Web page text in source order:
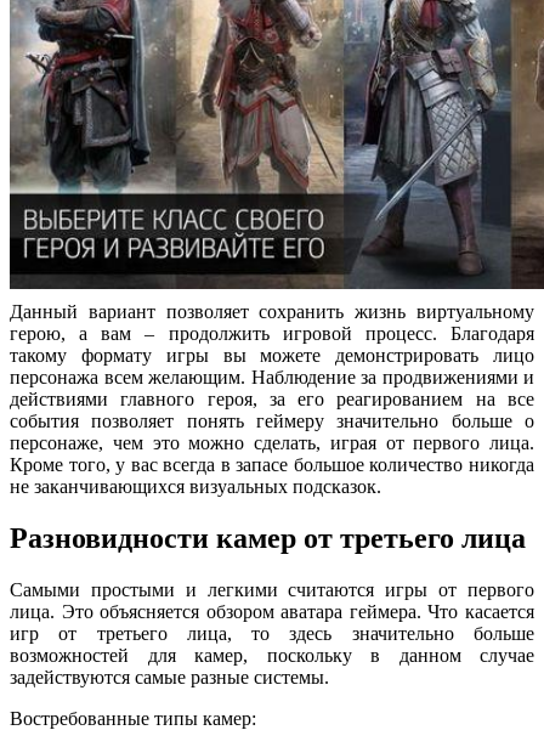
Данный вариант позволяет сохранить жизнь виртуальному
герою, а вам – продолжить игровой процесс. Благодаря
такому формату игры вы можете демонстрировать лицо
персонажа всем желающим. Наблюдение за продвижениями и
действиями главного героя, за его реагированием на все
события позволяет понять геймеру значительно больше о
персонаже, чем это можно сделать, играя от первого лица.
Кроме того, у вас всегда в запасе большое количество никогда
не заканчивающихся визуальных подсказок.
Разновидности камер от третьего лица
Самыми простыми и легкими считаются игры от первого
лица. Это объясняется обзором аватара геймера. Что касается
игр от третьего лица, то здесь значительно больше
возможностей для камер, поскольку в данном случае
задействуются самые разные системы.
Востребованные типы камер: